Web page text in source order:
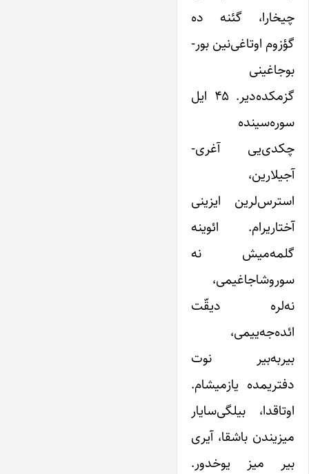
چیخارا، گئنه ده
گؤزوم اوتاغی‌نین بور-
بوجاغینی
گزمکده‌دیر. ۴۵ ایل
سوره‌سینده
چکدی‌یی آغری-
آجیلارین،
استرس‌لرین ایزینی
آختاریرام. ائوینه
گلمه‌میش نه
سوروشاجاغیمی،
نه‌لره دیقّت
ائده‌جه‌ییمی،
بیربه‌بیر نوت
دفتریمده یازمیشام.
اوتاقدا، بیلگی‌سایار
میزیندن باشقا، آیری
بیر میز یوخدور.